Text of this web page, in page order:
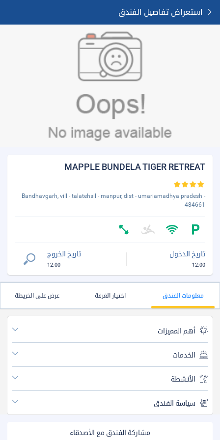
استعراض تفاصيل الفندق
MAPPLE BUNDELA TIGER RETREAT
Bandhavgarh, vill - talatehsil - manpur, dist - umariamadhya pradesh -
484661
تاريخ الدخول
12:00
تاريخ الخروج
12:00
معلومات الفندق اختيار الغرفة عرض على الخريطة
أهم المميزات
الخدمات
الأنشطة
سياسة الفندق
مشاركة الفندق مع الأصدقاء